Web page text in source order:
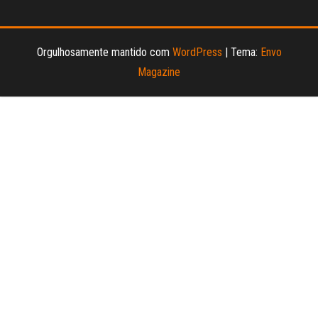
Orgulhosamente mantido com WordPress | Tema: Envo
Magazine